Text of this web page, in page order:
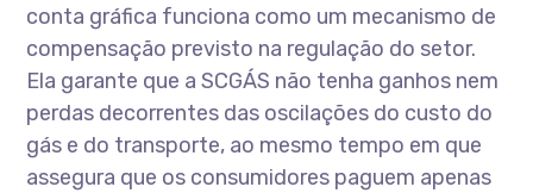
conta gráfica funciona como um mecanismo de
compensação previsto na regulação do setor.
Ela garante que a SCGÁS não tenha ganhos nem
perdas decorrentes das oscilações do custo do
gás e do transporte, ao mesmo tempo em que
assegura que os consumidores paguem apenas